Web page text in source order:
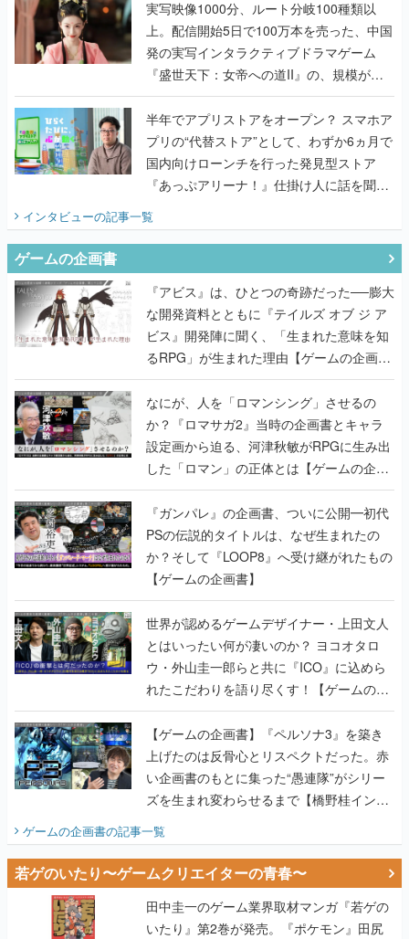
んだレジェンド2人に訊く開発秘話
実写映像1000分、ルート分岐100種類以
上。配信開始5日で100万本を売った、中国
発の実写インタラクティブドラマゲーム
『盛世天下：女帝への道II』の、規模が違
うこだわりをプロデューサーに聞いた
半年でアプリストアをオープン？ スマホア
プリの“代替ストア”として、わずか6ヵ月で
国内向けローンチを行った発見型ストア
『あっぷアリーナ！』仕掛け人に話を聞い
てみた
インタビューの記事一覧
ゲームの企画書
『アビス』は、ひとつの奇跡だった──膨大
な開発資料とともに『テイルズ オブ ジ ア
ビス』開発陣に聞く、「生まれた意味を知
るRPG」が生まれた理由【ゲームの企画
書】
なにが、人を「ロマンシング」させるの
か？『ロマサガ2』当時の企画書とキャラ
設定画から迫る、河津秋敏がRPGに生み出
した「ロマン」の正体とは【ゲームの企画
書】
『ガンパレ』の企画書、ついに公開━初代
PSの伝説的タイトルは、なぜ生まれたの
か？そして『LOOP8』へ受け継がれたもの
【ゲームの企画書】
世界が認めるゲームデザイナー・上田文人
とはいったい何が凄いのか？ ヨコオタロ
ウ・外山圭一郎らと共に『ICO』に込めら
れたこだわりを語り尽くす！【ゲームの企
画書】
【ゲームの企画書】『ペルソナ3』を築き
上げたのは反骨心とリスペクトだった。赤
い企画書のもとに集った“愚連隊”がシリー
ズを生まれ変わらせるまで【橋野桂インタ
ビュー】
ゲームの企画書の記事一覧
若ゲのいたり〜ゲームクリエイターの青春〜
田中圭一のゲーム業界取材マンガ『若ゲの
いたり』第2巻が発売。『ポケモン』田尻